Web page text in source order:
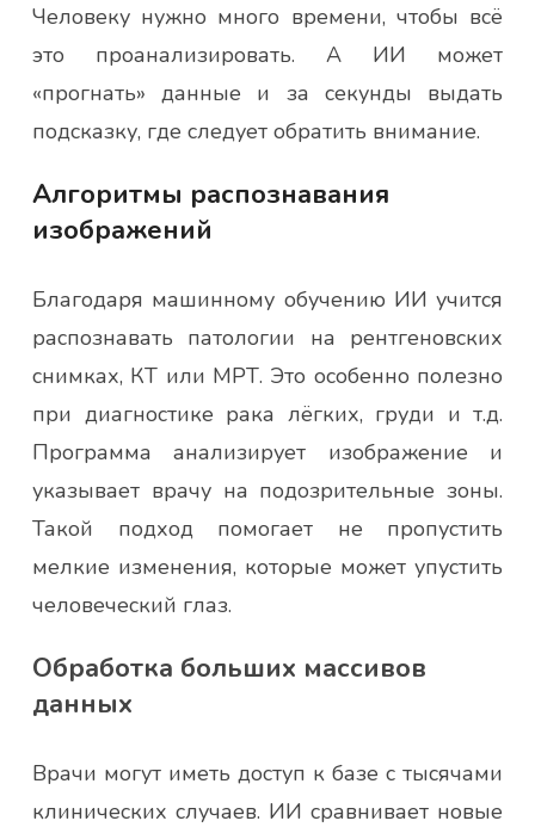
Человеку нужно много времени, чтобы всё
это проанализировать. А ИИ может
«прогнать» данные и за секунды выдать
подсказку, где следует обратить внимание.
Алгоритмы распознавания
изображений
Благодаря машинному обучению ИИ учится
распознавать патологии на рентгеновских
снимках, КТ или МРТ. Это особенно полезно
при диагностике рака лёгких, груди и т.д.
Программа анализирует изображение и
указывает врачу на подозрительные зоны.
Такой подход помогает не пропустить
мелкие изменения, которые может упустить
человеческий глаз.
Обработка больших массивов
данных
Врачи могут иметь доступ к базе с тысячами
клинических случаев. ИИ сравнивает новые